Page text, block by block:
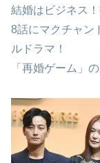
結婚はビジネス
8話にマクチャン
ルドラマ！
「再婚ゲーム」